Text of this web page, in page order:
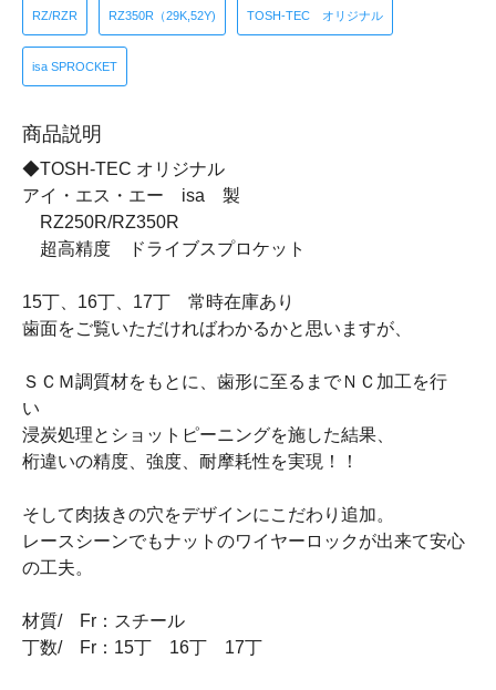
RZ/RZR RZ350R（29K,52Y) TOSH-TEC オリジナル
isa SPROCKET
商品説明
◆TOSH-TEC オリジナル
アイ・エス・エー isa 製
RZ250R/RZ350R
超高精度 ドライブスプロケット
15丁、16丁、17丁 常時在庫あり
歯面をご覧いただければわかるかと思いますが、
ＳＣＭ調質材をもとに、歯形に至るまでＮＣ加工を行
い
浸炭処理とショットピーニングを施した結果、
桁違いの精度、強度、耐摩耗性を実現！！
そして肉抜きの穴をデザインにこだわり追加。
レースシーンでもナットのワイヤーロックが出来て安心
の工夫。
材質/ Fr：スチール
丁数/ Fr：15丁 16丁 17丁